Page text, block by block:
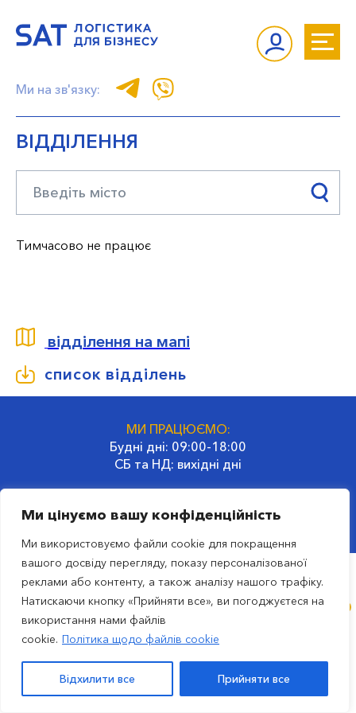
Ми цінуємо вашу конфіденційність
Ми використовуємо файли cookie для покращення
вашого досвіду перегляду, показу персоналізованої
реклами або контенту, а також аналізу нашого трафіку.
Натискаючи кнопку «Прийняти все», ви погоджуєтеся на
використання нами файлів
cookie. Політика щодо файлів cookie
Відхилити все Прийняти все
Ми на зв'язку:
ВІДДІЛЕННЯ
Тимчасово не працює
відділення на мапі
список відділень
МИ ПРАЦЮЄМО:
Будні дні: 09:00-18:00
СБ та НД: вихідні дні
02660, Україна, Київ
ru
© 2023 Транспортна компанія SAT
вул. Гродненська, 32, м. Київ, Україна. |